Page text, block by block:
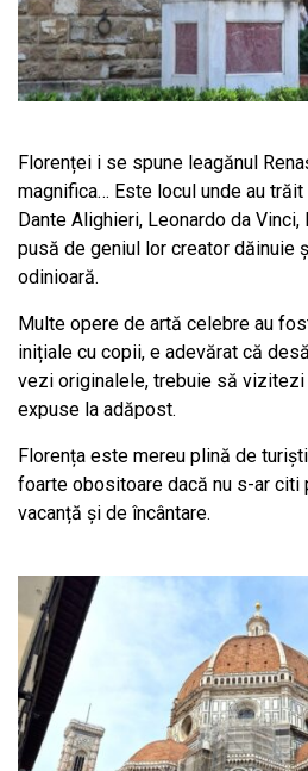
Florenței i se spune leagănul
magnifica… Este locul unde au
Dante Alighieri, Leonardo da
pusă de geniul lor creator dăinuie
odinioară.
Multe opere de artă celebre au
inițiale cu copii, e adevărat că
vezi originalele, trebuie să
expuse la adăpost.
Florența este mereu plină de
foarte obositoare dacă nu s-ar citi
vacanță și de încântare.